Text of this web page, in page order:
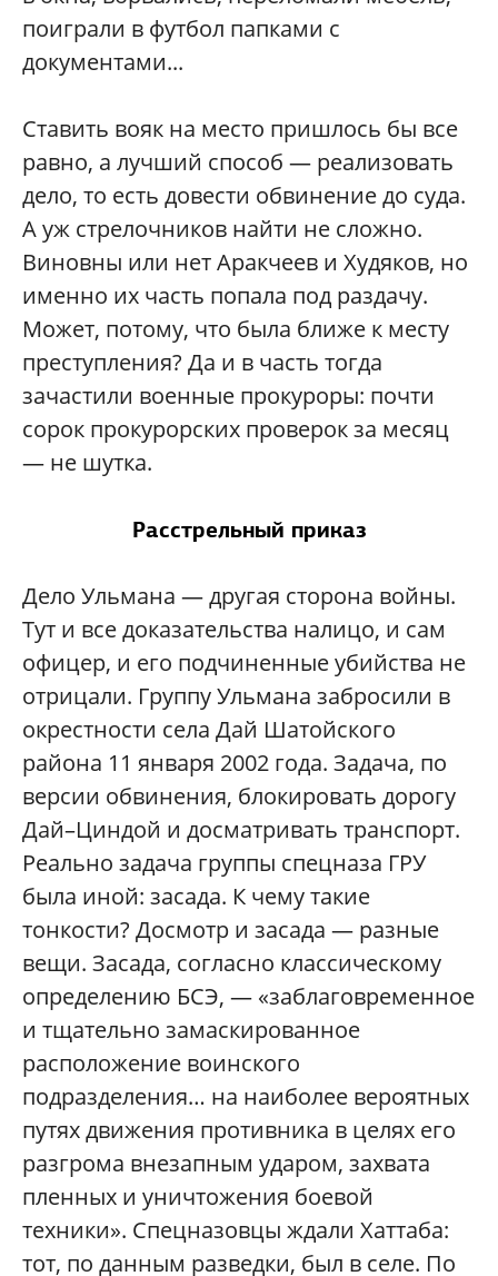
поиграли в футбол папками с
документами...
Ставить вояк на место пришлось бы все
равно, а лучший способ — реализовать
дело, то есть довести обвинение до суда.
А уж стрелочников найти не сложно.
Виновны или нет Аракчеев и Худяков, но
именно их часть попала под раздачу.
Может, потому, что была ближе к месту
преступления? Да и в часть тогда
зачастили военные прокуроры: почти
сорок прокурорских проверок за месяц
— не шутка.
Расстрельный приказ
Дело Ульмана — другая сторона войны.
Тут и все доказательства налицо, и сам
офицер, и его подчиненные убийства не
отрицали. Группу Ульмана забросили в
окрестности села Дай Шатойского
района 11 января 2002 года. Задача, по
версии обвинения, блокировать дорогу
Дай–Циндой и досматривать транспорт.
Реально задача группы спецназа ГРУ
была иной: засада. К чему такие
тонкости? Досмотр и засада — разные
вещи. Засада, согласно классическому
определению БСЭ, — «заблаговременное
и тщательно замаскированное
расположение воинского
подразделения… на наиболее вероятных
путях движения противника в целях его
разгрома внезапным ударом, захвата
пленных и уничтожения боевой
техники». Спецназовцы ждали Хаттаба:
тот, по данным разведки, был в селе. По